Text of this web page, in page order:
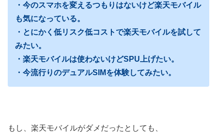
・今のスマホを変えるつもりはないけど楽天モバイル
も気になっている。
・とにかく低リスク低コストで楽天モバイルを試して
みたい。
・楽天モバイルは使わないけどSPU上げたい。
・今流行りのデュアルSIMを体験してみたい。
もし、楽天モバイルがダメだったとしても、